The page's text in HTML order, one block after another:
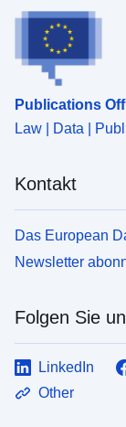
Publications
Law | Data |
Kontakt
Das European
Newsletter
Folgen Sie
LinkedIn
Other